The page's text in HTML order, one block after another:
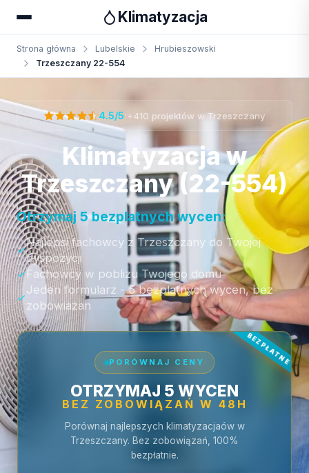
Klimatyzacja
Strona główna Lubelskie
Hrubieszowski
Trzeszczany 22-554
Otrzymaj bezpłatną wycenę
4.5/5 +410 projektów w Trzeszczany
Klimatyzacja w
Trzeszczany (22-554)
Otrzymaj 5 bezplatnych wycen:
Najlepsi fachowcy z Trzeszczany do Twojej
dyspozycji
Fachowcy w poblizu Twojego domu
Jeden formularz - 5 bezplatnych wycen, bez
zobowiazan
PORÓWNAJ CENY
OTRZYMAJ 5 WYCEN
BEZ ZOBOWIĄZAŃ W 48H
Porównaj najlepszych klimatyzacjaów w
Trzeszczany. Bez zobowiązań, 100%
bezpłatnie.